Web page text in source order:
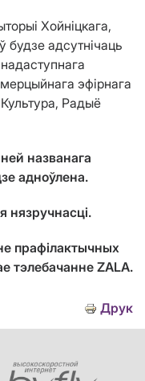
Хойніцкага,
будзе адсутнічаць
эфірнага
Радыё
названага
адноўлена.
нязручнасці.
прафілактычных
тэлебачанне ZALA.
Друк